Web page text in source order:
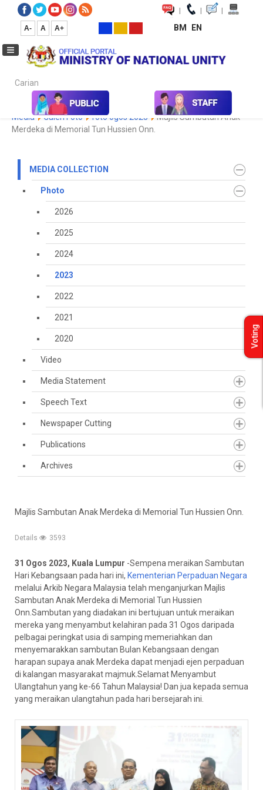
| | |
A- A A+ BM EN
Carian...
Media Media Collection Photo 2023
Koleksi
Media
Galeri Foto foto ogos 2023
Majlis Sambutan Anak
Merdeka di Memorial Tun Hussien Onn.
MEDIA COLLECTION
Photo
2026
2025
2024
2023
2022
2021
2020
Video
Media Statement
Speech Text
Newspaper Cutting
Publications
Archives
Majlis Sambutan Anak Merdeka di Memorial Tun Hussien Onn.
Details 3593
31 Ogos 2023, Kuala Lumpur -Sempena meraikan Sambutan
Hari Kebangsaan pada hari ini, Kementerian Perpaduan Negara
melalui Arkib Negara Malaysia telah menganjurkan Majlis
Sambutan Anak Merdeka di Memorial Tun Hussien
Onn.Sambutan yang diadakan ini bertujuan untuk meraikan
mereka yang menyambut kelahiran pada 31 Ogos daripada
pelbagai peringkat usia di samping memeriahkan dan
menyemarakkan sambutan Bulan Kebangsaan dengan
harapan supaya anak Merdeka dapat menjadi ejen perpaduan
di kalangan masyarakatmajmuk.Selamat Menyambut
Ulangtahun yang ke-66 Tahun Malaysia! Dan jua kepada semua
yang meraikan ulangtahun pada hari bersejarah ini.
Voting